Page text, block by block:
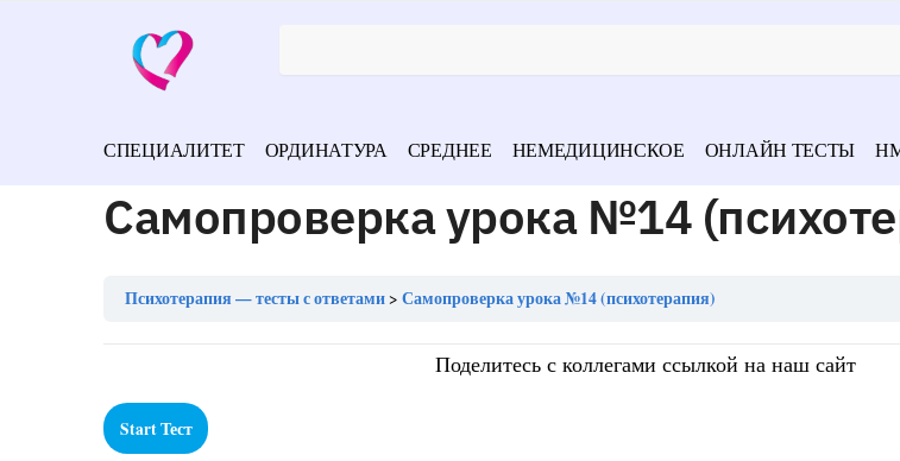
СПЕЦИАЛИТЕТ ОРДИНАТУРА СРЕДНЕЕ НЕМЕДИЦИНСКОЕ ОНЛАЙН ТЕСТЫ
Самопроверка урока №14
Психотерапия — тесты с ответами Самопроверка урока №14 (психотерапия)
Поделитесь с коллегами ссылкой на наш сайт